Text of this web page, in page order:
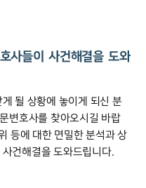
사들이 사건해결을 도와
될 상황에 놓이게 되신 분
변호사를 찾아오시길 바랍
등에 대한 면밀한 분석과 상
건해결을 도와드립니다.